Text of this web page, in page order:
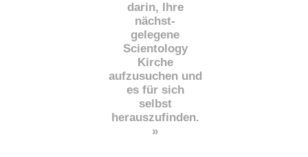
darin, Ihre
nächst-
gelegene
Scientology
Kirche
aufzusuchen und
es für sich
selbst
herauszufinden.
»